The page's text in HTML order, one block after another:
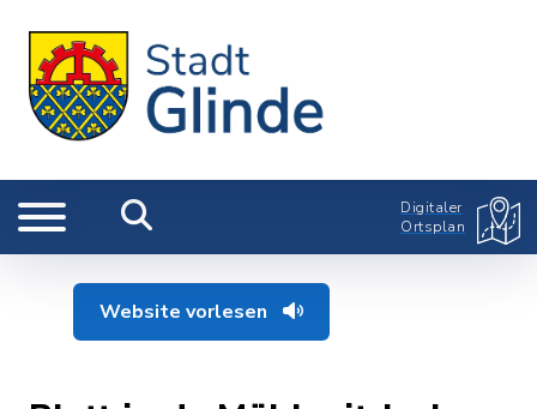
Digitaler
Ortsplan
Website vorlesen